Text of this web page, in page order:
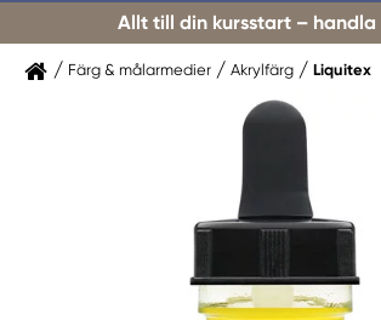
Allt till din kursstart – handla
Färg & målarmedier Akrylfärg Liquitex